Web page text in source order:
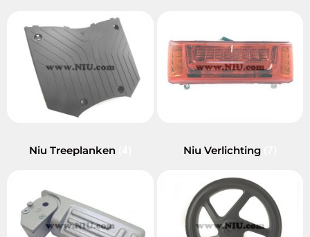
Niu Treeplanken Niu Verlichting